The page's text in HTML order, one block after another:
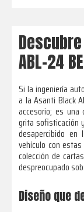
ABL-24
Si la ingeniería
a la Asanti Black
accesorio; es una
grita sofisticación
desapercibido
vehículo con
colección de
despreocupado
Diseño que